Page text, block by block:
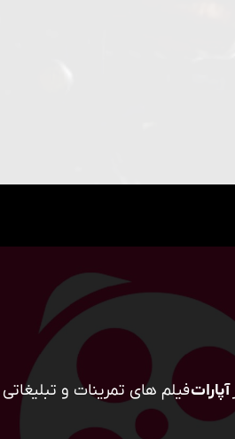
آپاراتفیلم های تمرینات و